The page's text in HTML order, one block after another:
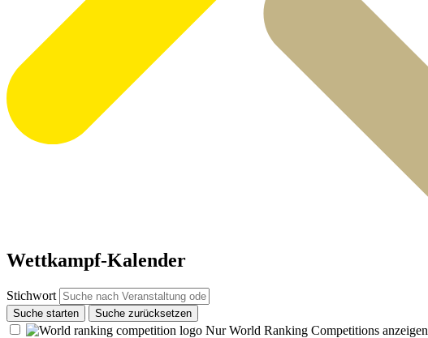
Wettkampf-Kalender
Stichwort
Suche starten Suche zurücksetzen
Nur World Ranking Competitions anzeigen